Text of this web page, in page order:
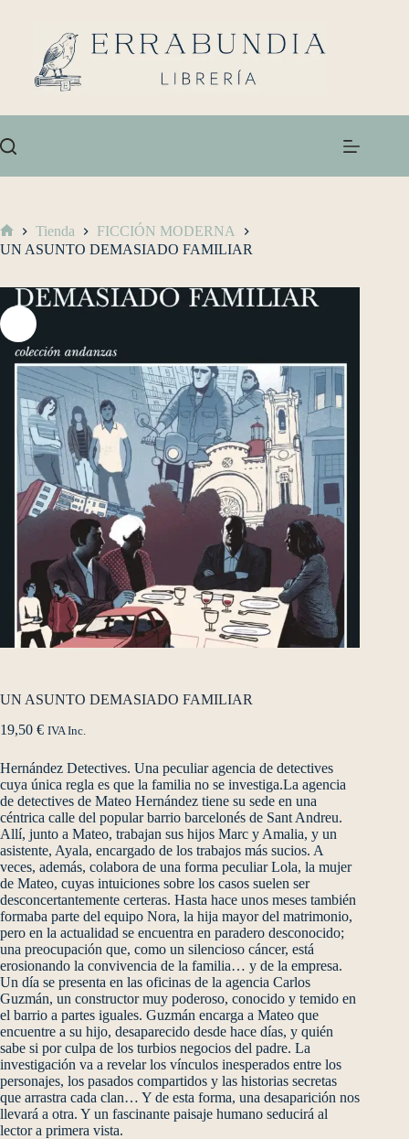
Tienda
FICCIÓN MODERNA
UN ASUNTO DEMASIADO FAMILIAR
UN ASUNTO DEMASIADO FAMILIAR
19,50 € IVA Inc.
Hernández Detectives. Una peculiar agencia de detectives
cuya única regla es que la familia no se investiga.La agencia
de detectives de Mateo Hernández tiene su sede en una
céntrica calle del popular barrio barcelonés de Sant Andreu.
Allí, junto a Mateo, trabajan sus hijos Marc y Amalia, y un
asistente, Ayala, encargado de los trabajos más sucios. A
veces, además, colabora de una forma peculiar Lola, la mujer
de Mateo, cuyas intuiciones sobre los casos suelen ser
desconcertantemente certeras. Hasta hace unos meses también
formaba parte del equipo Nora, la hija mayor del matrimonio,
pero en la actualidad se encuentra en paradero desconocido;
una preocupación que, como un silencioso cáncer, está
erosionando la convivencia de la familia… y de la empresa.
Un día se presenta en las oficinas de la agencia Carlos
Guzmán, un constructor muy poderoso, conocido y temido en
el barrio a partes iguales. Guzmán encarga a Mateo que
encuentre a su hijo, desaparecido desde hace días, y quién
sabe si por culpa de los turbios negocios del padre. La
investigación va a revelar los vínculos inesperados entre los
personajes, los pasados compartidos y las historias secretas
que arrastra cada clan… Y de esta forma, una desaparición nos
llevará a otra. Y un fascinante paisaje humano seducirá al
lector a primera vista.